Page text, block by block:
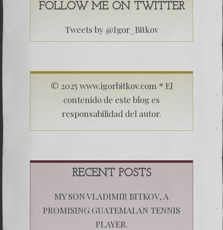
FOLLOW ME ON TWITTER
Tweets by @Igor_Bitkov
© 2025 www.igorbitkov.com * El
contenido de este blog es
responsabilidad del autor.
RECENT POSTS
MY SON VLADIMIR BITKOV, A
PROMISING GUATEMALAN TENNIS
PLAYER.